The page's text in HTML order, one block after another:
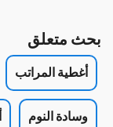
بحث متعلق
أغطية المراتب
وسادة النوم